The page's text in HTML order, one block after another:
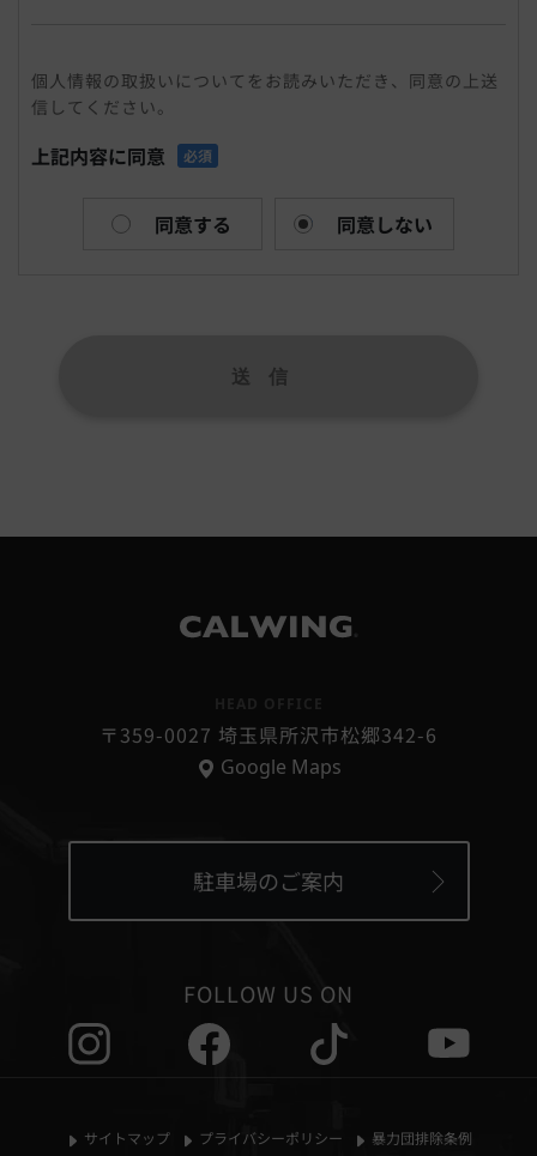
指すものとし、個人に関する情報であって、当該情報に含
まれる氏名、生年月日、住所、電話番号、メールアドレ
情報および容貌、指紋、声紋にかかるデータ、及び健康保
別できる情報（個人識別情報）を指します。
5,商品・サービス改善及び企画のための統計資料作成
個人情報の第三者提供
られる場合を除きます。
1,人の生命、身体または財産の保護のために必要がある場
者が法令の定める事務を遂行することに対して協力する必
要がある場合であって本人の同意を得ることにより当該事
3,国の機関若しくは地方公共団体またはその委託を受けた
要がある際、ご本人さまの同意を得ることにより当該事務
の遂行に支障をおよぼすおそれがある場合
4,公衆衛生の向上または児童の健全な育成の推進のために
特に必要がある場合であって、本人の同意を得ることが困
6,法令の適用をうける場合
個人情報の取扱いについてをお読みいただき、同意の上送
信してください。
上記内容に同意 必須
同意する 同意しない
〒359-0027 埼玉県所沢市松郷342-6
Google Maps
駐車場のご案内
FOLLOW US ON
サイトマップ プライバシーポリシー 暴力団排除条例